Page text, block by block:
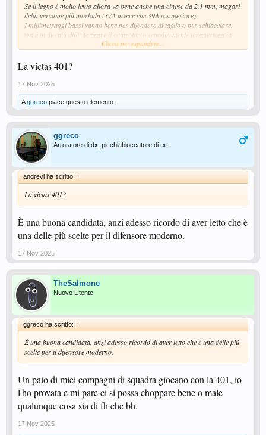
Se il legno è molto lento allora va bene anche una cinese da 2.1 mm, magari
della versione più morbida (37A invece che 39A o superiore).
I millimetraggi bassi vanno bene per difendere di taglio o per schiacciare,
ma è molto più difficile tirare il controtop o semplicemente un'apertura in
Clicca per espandere...
La victas 401?
17 Nov 2025
Aggreco piace questo elemento.
ggreco
Arrotatore di dx, picchiabloccatore di rx.
andrevi ha scritto: ↑
La victas 401?
È una buona candidata, anzi adesso ricordo di aver letto che è
una delle più scelte per il difensore moderno.
17 Nov 2025
TheSalmone
Nuovo Utente
ggreco ha scritto: ↑
È una buona candidata, anzi adesso ricordo di aver letto che è una delle più
scelte per il difensore moderno.
Un paio di miei compagni di squadra giocano con la 401, io
l'ho provata e mi pare ci si possa choppare bene o male
qualunque cosa sia di fh che bh.
17 Nov 2025